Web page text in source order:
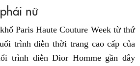
nữ
Paris Haute Couture Week từ thứ
trình diễn thời trang cao cấp của
trình diễn Dior Homme gần đây